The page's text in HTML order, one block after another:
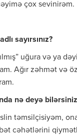
çox sevinirəm.
sayırsınız?
uğura və ya
Ağır zəhmət və
nə deyə
təmsilçisiyəm,
cəhətlərini